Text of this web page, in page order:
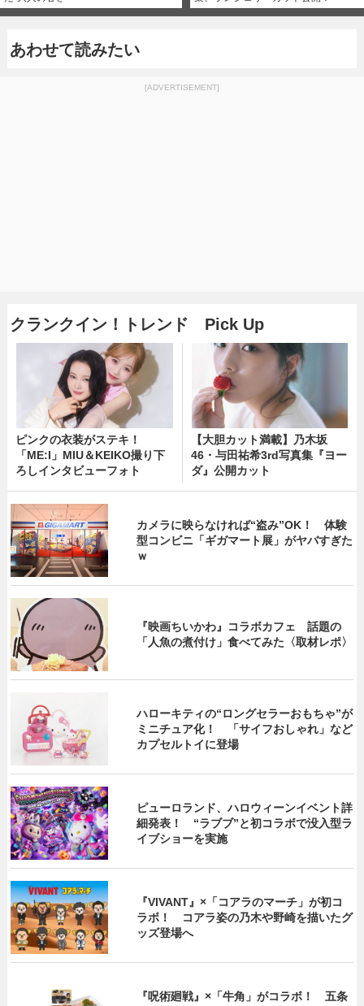
あわせて読みたい
[ADVERTISEMENT]
クランクイン！トレンド Pick Up
ピンクの衣装がステキ！
「ME:I」MIU＆KEIKO撮り下
ろしインタビューフォト
【大胆カット満載】乃木坂
46・与田祐希3rd写真集『ヨー
ダ』公開カット
カメラに映らなければ“盗み”OK！ 体験
型コンビニ「ギガマート展」がヤバすぎた
ｗ
『映画ちいかわ』コラボカフェ 話題の
「人魚の煮付け」食べてみた〈取材レポ〉
ハローキティの“ロングセラーおもちゃ”が
ミニチュア化！ 「サイフおしゃれ」など
カプセルトイに登場
ピューロランド、ハロウィーンイベント詳
細発表！ “ラブブ”と初コラボで没入型ラ
イブショーを実施
『VIVANT』×「コアラのマーチ」が初コ
ラボ！ コアラ姿の乃木や野崎を描いたグ
ッズ登場へ
『呪術廻戦』×「牛角」がコラボ！ 五条